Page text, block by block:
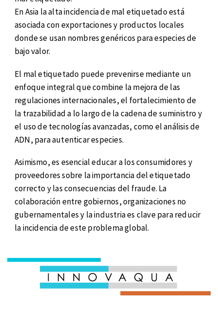
En Asia la alta incidencia de mal etiquetado está
asociada con exportaciones y productos locales
donde se usan nombres genéricos para especies de
bajo valor.
El mal etiquetado puede prevenirse mediante un
enfoque integral que combine la mejora de las
regulaciones internacionales, el fortalecimiento de
la trazabilidad a lo largo de la cadena de suministro y
el uso de tecnologías avanzadas, como el análisis de
ADN, para autenticar especies.
Asimismo, es esencial educar a los consumidores y
proveedores sobre la importancia del etiquetado
correcto y las consecuencias del fraude. La
colaboración entre gobiernos, organizaciones no
gubernamentales y la industria es clave para reducir
la incidencia de este problema global.